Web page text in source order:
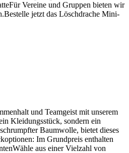
Vereine und Gruppen bieten wir
jetzt das Löschdrache Mini-
und Teamgeist mit unserem
Kleidungsstück, sondern ein
Baumwolle, bietet dieses
Im Grundpreis enthalten
aus einer Vielzahl von